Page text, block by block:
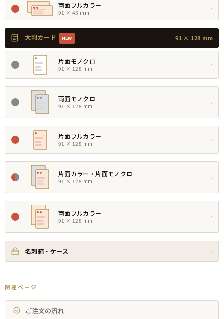
両面フルカラー
91 × 45 mm
›
大判カード NEW 91 × 128 mm
片面モノクロ
91 × 128 mm
›
両面モノクロ
91 × 128 mm
›
片面フルカラー
91 × 128 mm
›
片面カラー・片面モノクロ
91 × 128 mm
›
両面フルカラー
91 × 128 mm
›
名刺箱・ケース ›
関連ページ
ご注文の流れ